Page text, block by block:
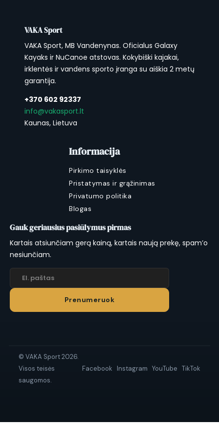
VAKA Sport
VAKA Sport, MB Vandenynas. Oficialus Galaxy
Kayaks ir NuCanoe atstovas. Kokybiški kajakai,
irklentės ir vandens sporto įranga su aiškia 2 metų
garantija.
+370 602 92337
info@vakasport.lt
Kaunas, Lietuva
Informacija
Pirkimo taisyklės
Pristatymas ir grąžinimas
Privatumo politika
Blogas
Gauk geriausius pasiūlymus pirmas
Kartais atsiunčiam gerą kainą, kartais naują prekę, spam’o
nesiunčiam.
Prenumeruok
© VAKA Sport 2026.
Visos teisės
saugomos.
Facebook Instagram YouTube TikTok